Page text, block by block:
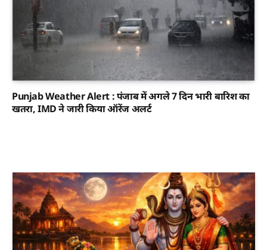
Punjab Weather Alert : पंजाब में अगले 7 दिन भारी बारिश का
खतरा, IMD ने जारी किया ऑरेंज अलर्ट